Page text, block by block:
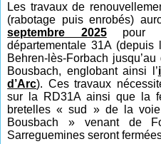
Les travaux de
(rabotage puis enrobés)
septembre 2025
pour
départementale 31A
Behren-lès-Forbach
Bousbach, englobant ainsi l’
d’Arc). Ces travaux
sur la RD31A ainsi que la
bretelles « sud » de la
Bousbach » venant de
Sarreguemines seront